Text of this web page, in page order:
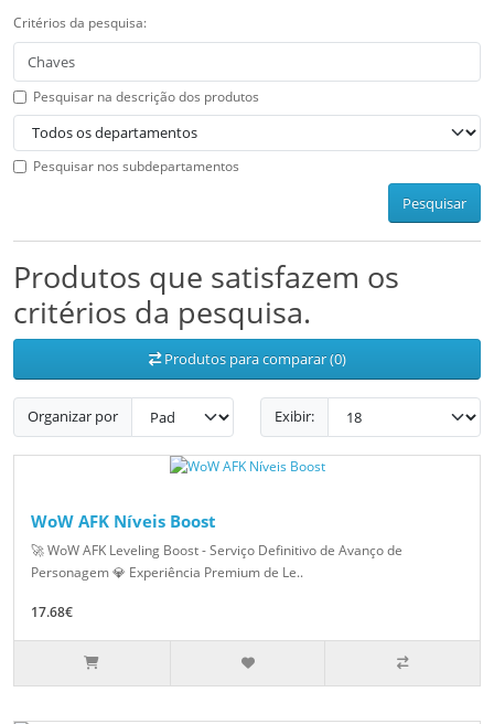
Critérios da pesquisa:
Pesquisar na descrição dos produtos
Pesquisar nos subdepartamentos
Pesquisar
Produtos que satisfazem os
critérios da pesquisa.
Produtos para comparar (0)
Organizar por Exibir:
WoW AFK Níveis Boost
🚀 WoW AFK Leveling Boost - Serviço Definitivo de Avanço de
Personagem 💎 Experiência Premium de Le..
17.68€